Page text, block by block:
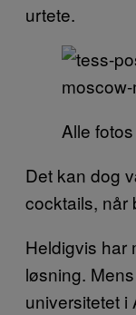
urtete.
Alle
Det kan dog
cocktails, når
Heldigvis har
løsning.
universitetet i